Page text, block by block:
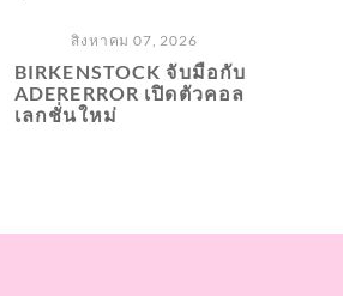
สิงหาคม 07, 2026
BIRKENSTOCK จับมือกับ
ADERERROR เปิดตัวคอล
เลกชั่นใหม่